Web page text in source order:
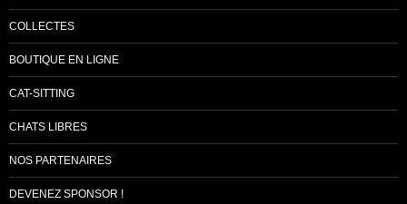
COLLECTES
BOUTIQUE EN LIGNE
CAT-SITTING
CHATS LIBRES
NOS PARTENAIRES
DEVENEZ SPONSOR !